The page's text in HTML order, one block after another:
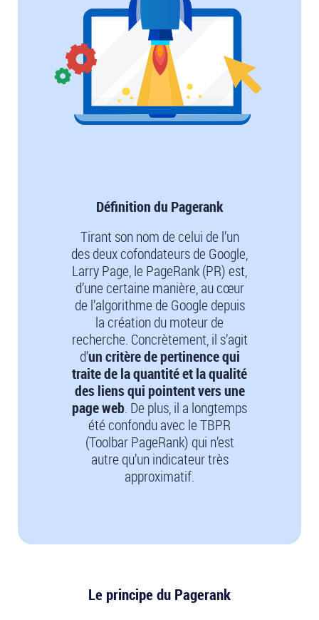
Définition du Pagerank
Tirant son nom de celui de l’un
des deux cofondateurs de Google,
Larry Page, le PageRank (PR) est,
d’une certaine manière, au cœur
de l’algorithme de Google depuis
la création du moteur de
recherche. Concrètement, il s’agit
d’un critère de pertinence qui
traite de la quantité et la qualité
des liens qui pointent vers une
page web. De plus, il a longtemps
été confondu avec le TBPR
(Toolbar PageRank) qui n’est
autre qu’un indicateur très
approximatif.
Le principe du Pagerank